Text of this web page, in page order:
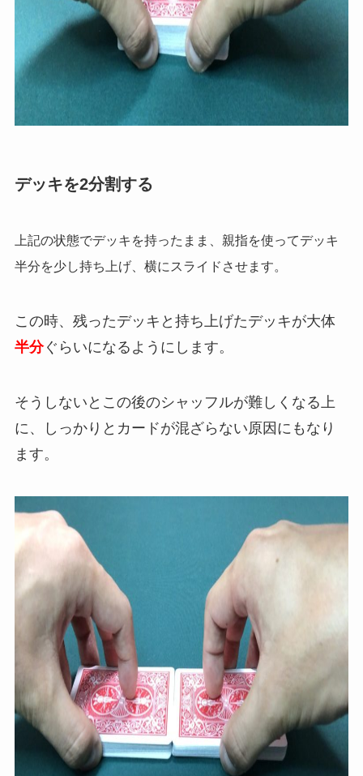
デッキを2分割する
上記の状態でデッキを持ったまま、親指を使ってデッキ
半分を少し持ち上げ、横にスライドさせます。
この時、残ったデッキと持ち上げたデッキが大体
半分ぐらいになるようにします。
そうしないとこの後のシャッフルが難しくなる上
に、しっかりとカードが混ざらない原因にもなり
ます。